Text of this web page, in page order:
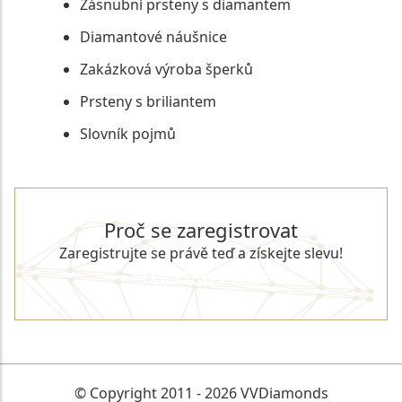
Zásnubní prsteny s diamantem
Diamantové náušnice
Zakázková výroba šperků
Prsteny s briliantem
Slovník pojmů
Proč se zaregistrovat
Zaregistrujte se právě teď a získejte slevu!
REGISTROVAT SE
© Copyright 2011 - 2026 VVDiamonds